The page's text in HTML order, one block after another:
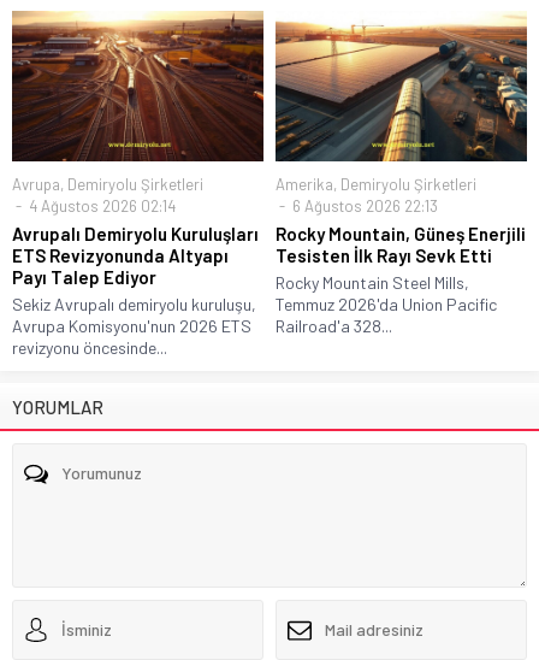
Avrupa, Demiryolu Şirketleri
4 Ağustos 2026 02:14
Avrupalı Demiryolu Kuruluşları
ETS Revizyonunda Altyapı
Payı Talep Ediyor
Sekiz Avrupalı demiryolu kuruluşu,
Avrupa Komisyonu'nun 2026 ETS
revizyonu öncesinde...
Amerika, Demiryolu Şirketleri
6 Ağustos 2026 22:13
Rocky Mountain, Güneş Enerjili
Tesisten İlk Rayı Sevk Etti
Rocky Mountain Steel Mills,
Temmuz 2026'da Union Pacific
Railroad'a 328...
YORUMLAR